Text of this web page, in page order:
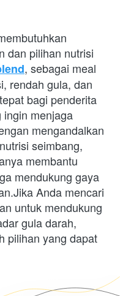
dan pilihan nutrisi
, sebagai meal
rendah gula, dan
bagi penderita
ingin menjaga
mengandalkan
seimbang,
membantu
mendukung gaya
Anda mencari
untuk mendukung
gula darah,
pilihan yang dapat